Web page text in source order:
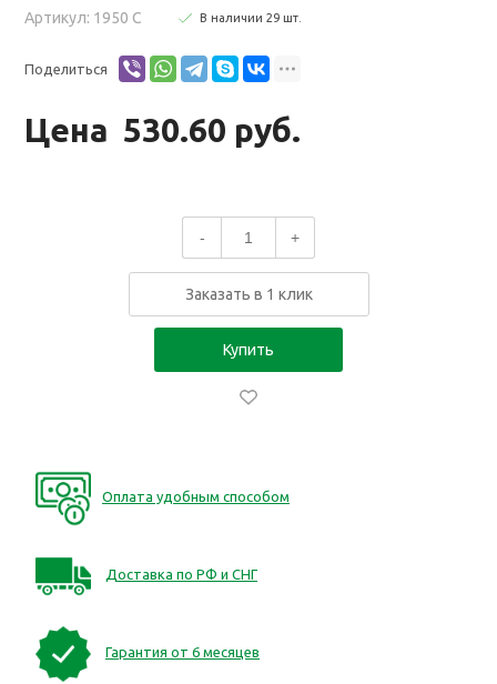
Артикул: 1950 С В наличии 29 шт
Поделиться
Цена 530.60 руб.
- +
Заказать в 1 клик
Купить
Оплата удобным способом
Доставка по РФ и СНГ
Гарантия от 6 месяцев